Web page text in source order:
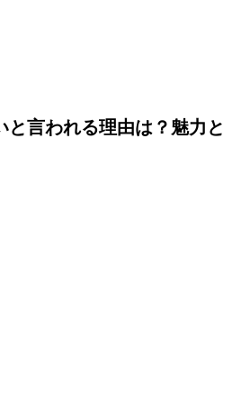
と言われる理由は？魅力と